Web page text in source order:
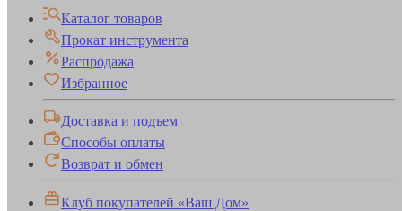
Каталог товаров
Прокат инструмента
Распродажа
Избранное
Доставка и подъем
Способы оплаты
Возврат и обмен
Клуб покупателей «Ваш Дом»